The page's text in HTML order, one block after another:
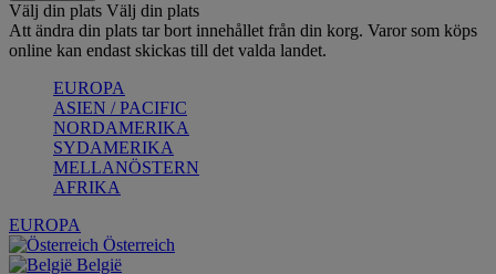
Välj din plats Välj din plats
Att ändra din plats tar bort innehållet från din korg. Varor som köps
online kan endast skickas till det valda landet.
EUROPA
ASIEN / PACIFIC
NORDAMERIKA
SYDAMERIKA
MELLANÖSTERN
AFRIKA
EUROPA
Österreich
België